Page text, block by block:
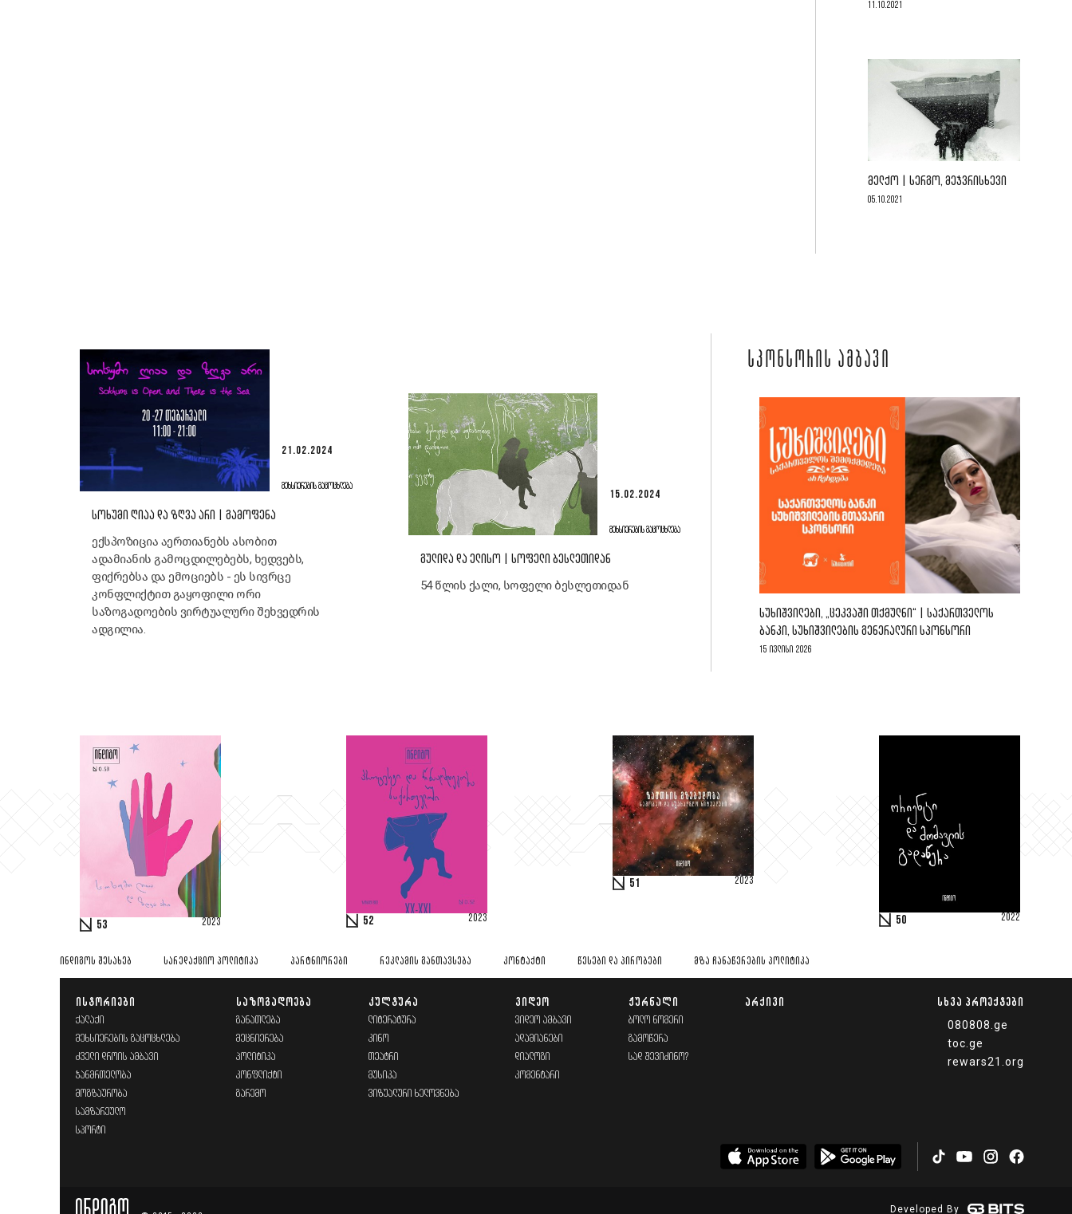
11.10.2021
ᲛᲔᲚᲥᲝ | ᲡᲔᲠᲒᲝ, ᲛᲔᲯᲕᲠᲘᲡᲮᲔᲕᲘ
05.10.2021
21.02.2024
ᲛᲔᲮᲡᲘᲔᲠᲔᲑᲘᲡ ᲒᲐᲪᲝᲪᲮᲚᲔᲑᲐ
ᲡᲝᲮᲣᲛᲘ ᲦᲘᲐᲐ ᲓᲐ ᲖᲦᲕᲐ ᲐᲠᲘ | ᲒᲐᲛᲝᲤᲔᲜᲐ
ექსპოზიცია აერთიანებს ასობით
ადამიანის გამოცდილებებს, ხედვებს,
ფიქრებსა და ემოციებს - ეს სივრცე
კონფლიქტით გაყოფილი ორი
საზოგადოების ვირტუალური შეხვედრის
ადგილია.
15.02.2024
ᲛᲔᲮᲡᲘᲔᲠᲔᲑᲘᲡ ᲒᲐᲪᲝᲪᲮᲚᲔᲑᲐ
ᲒᲣᲚᲘᲓᲐ ᲓᲐ ᲔᲚᲘᲡᲝ | ᲡᲝᲤᲔᲚᲘ ᲑᲔᲡᲚᲔᲗᲘᲓᲐᲜ
54 წლის ქალი, სოფელი ბესლეთიდან
ᲡᲞᲝᲜᲡᲝᲠᲘᲡ ᲐᲛᲑᲐᲕᲘ
ᲡᲣᲮᲘᲨᲕᲘᲚᲔᲑᲘ, „ᲪᲔᲙᲕᲐᲨᲘ ᲗᲥᲛᲣᲚᲜᲘ“ | ᲡᲐᲥᲐᲠᲗᲕᲔᲚᲝᲡ
ᲑᲐᲜᲙᲘ, ᲡᲣᲮᲘᲨᲕᲘᲚᲔᲑᲘᲡ ᲒᲔᲜᲔᲠᲐᲚᲣᲠᲘ ᲡᲞᲝᲜᲡᲝᲠᲘ
15 ივლისი 2026
53 2023 52 2023
51 2023
50 2022
ᲘᲜᲓᲘᲒᲝᲡ ᲨᲔᲡᲐᲮᲔᲑ ᲡᲐᲠᲔᲓᲐᲥᲪᲘᲝ ᲞᲝᲚᲘᲢᲘᲙᲐ ᲞᲐᲠᲢᲜᲘᲝᲠᲔᲑᲘ ᲠᲔᲙᲚᲐᲛᲘᲡ ᲒᲐᲜᲗᲐᲕᲡᲔᲑᲐ ᲙᲝᲜᲢᲐᲥᲢᲘ ᲬᲔᲡᲔᲑᲘ ᲓᲐ ᲞᲘᲠᲝᲑᲔᲑᲘ ᲛᲖᲐ ᲩᲐᲜᲐᲬᲔᲠᲔᲑᲘᲡ ᲞᲝᲚᲘᲢᲘᲙᲐ
ᲘᲡᲢᲝᲠᲘᲔᲑᲘ
ᲥᲐᲚᲐᲥᲘ
ᲛᲔᲮᲡᲘᲔᲠᲔᲑᲘᲡ ᲒᲐᲪᲝᲪᲮᲚᲔᲑᲐ
ᲫᲕᲔᲚᲘ ᲓᲠᲝᲘᲡ ᲐᲛᲑᲐᲕᲘ
ᲯᲐᲜᲛᲠᲗᲔᲚᲝᲑᲐ
ᲛᲝᲒᲖᲐᲣᲠᲝᲑᲐ
ᲡᲐᲛᲖᲐᲠᲔᲣᲚᲝ
ᲡᲞᲝᲠᲢᲘ
ᲡᲐᲖᲝᲒᲐᲓᲝᲔᲑᲐ
ᲒᲐᲜᲐᲗᲚᲔᲑᲐ
ᲛᲔᲪᲜᲘᲔᲠᲔᲑᲐ
ᲞᲝᲚᲘᲢᲘᲙᲐ
ᲙᲝᲜᲤᲚᲘᲥᲢᲘ
ᲒᲐᲠᲔᲛᲝ
ᲙᲣᲚᲢᲣᲠᲐ
ᲚᲘᲢᲔᲠᲐᲢᲣᲠᲐ
ᲙᲘᲜᲝ
ᲗᲔᲐᲢᲠᲘ
ᲛᲣᲡᲘᲙᲐ
ᲕᲘᲖᲣᲐᲚᲣᲠᲘ ᲮᲔᲚᲝᲕᲜᲔᲑᲐ
ᲕᲘᲓᲔᲝ
ᲕᲘᲓᲔᲝ ᲐᲛᲑᲐᲕᲘ
ᲐᲓᲐᲛᲘᲐᲜᲔᲑᲘ
ᲓᲘᲐᲚᲝᲒᲘ
ᲙᲝᲛᲔᲜᲢᲐᲠᲘ
ᲟᲣᲠᲜᲐᲚᲘ
ᲑᲝᲚᲝ ᲜᲝᲛᲔᲠᲘ
ᲒᲐᲛᲝᲬᲔᲠᲐ
ᲡᲐᲓ ᲨᲔᲕᲘᲫᲘᲜᲝ?
ᲐᲠᲥᲘᲕᲘ ᲡᲮᲕᲐ ᲞᲠᲝᲔᲥᲢᲔᲑᲘ
080808.ge
toc.ge
rewars21.org
Developed By